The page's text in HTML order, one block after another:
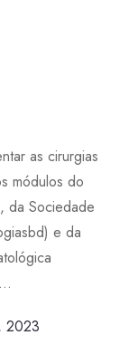
as cirurgias
módulos do
da Sociedade
e da
2023